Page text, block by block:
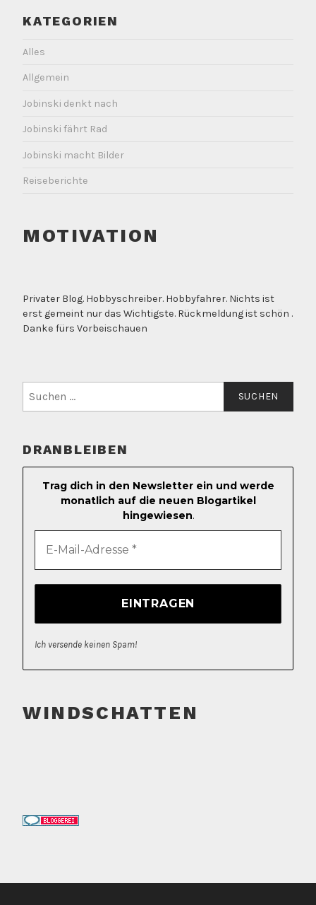
KATEGORIEN
Alles
Allgemein
Jobinski denkt nach
Jobinski fährt Rad
Jobinski macht Bilder
Reiseberichte
MOTIVATION
Privater Blog. Hobbyschreiber. Hobbyfahrer. Nichts ist
erst gemeint nur das Wichtigste. Rückmeldung ist schön .
Danke fürs Vorbeischauen
nach:
DRANBLEIBEN
Trag dich in den Newsletter ein und werde
monatlich auf die neuen Blogartikel
hingewiesen.
Ich versende keinen Spam!
WINDSCHATTEN